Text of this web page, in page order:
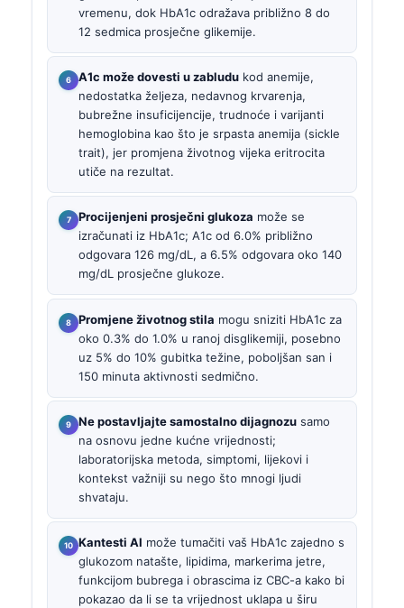
vremenu, dok HbA1c odražava približno 8 do
12 sedmica prosječne glikemije.
A1c može dovesti u zabludu kod anemije,
nedostatka željeza, nedavnog krvarenja,
bubrežne insuficijencije, trudnoće i varijanti
hemoglobina kao što je srpasta anemija (sickle
trait), jer promjena životnog vijeka eritrocita
utiče na rezultat.
Procijenjeni prosječni glukoza može se
izračunati iz HbA1c; A1c od 6.0% približno
odgovara 126 mg/dL, a 6.5% odgovara oko 140
mg/dL prosječne glukoze.
Promjene životnog stila mogu sniziti HbA1c za
oko 0.3% do 1.0% u ranoj disglikemiji, posebno
uz 5% do 10% gubitka težine, poboljšan san i
150 minuta aktivnosti sedmično.
Ne postavljajte samostalno dijagnozu samo
na osnovu jedne kućne vrijednosti;
laboratorijska metoda, simptomi, lijekovi i
kontekst važniji su nego što mnogi ljudi
shvataju.
Kantesti AI može tumačiti vaš HbA1c zajedno s
glukozom natašte, lipidima, markerima jetre,
funkcijom bubrega i obrascima iz CBC-a kako bi
pokazao da li se ta vrijednost uklapa u širu